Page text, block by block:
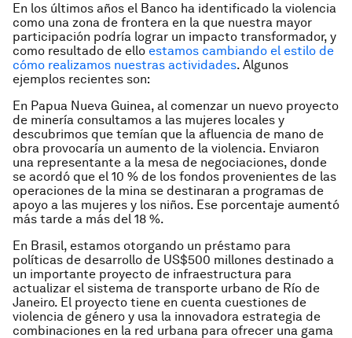
En los últimos años el Banco ha identificado la violencia
como una zona de frontera en la que nuestra mayor
participación podría lograr un impacto transformador, y
como resultado de ello estamos cambiando el estilo de
cómo realizamos nuestras actividades. Algunos
ejemplos recientes son:
En Papua Nueva Guinea, al comenzar un nuevo proyecto
de minería consultamos a las mujeres locales y
descubrimos que temían que la afluencia de mano de
obra provocaría un aumento de la violencia. Enviaron
una representante a la mesa de negociaciones, donde
se acordó que el 10 % de los fondos provenientes de las
operaciones de la mina se destinaran a programas de
apoyo a las mujeres y los niños. Ese porcentaje aumentó
más tarde a más del 18 %.
En Brasil, estamos otorgando un préstamo para
políticas de desarrollo de US$500 millones destinado a
un importante proyecto de infraestructura para
actualizar el sistema de transporte urbano de Río de
Janeiro. El proyecto tiene en cuenta cuestiones de
violencia de género y usa la innovadora estrategia de
combinaciones en la red urbana para ofrecer una gama